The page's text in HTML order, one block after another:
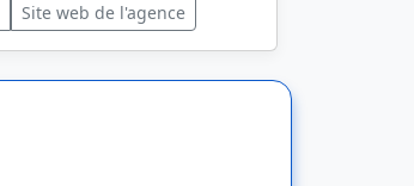
Site web de l'agence